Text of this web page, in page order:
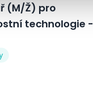
(M/Ž) pro
technologie -